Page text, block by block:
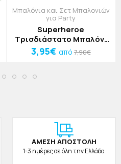
Μπαλόνια και Σετ Μπαλονιών
για Party
Superheroe
Τρισδιάστατο Μπαλόνι
Άιρον Μαν
3,95€ από 7,90€
ΑΜΕΣΗ ΑΠΟΣΤΟΛΗ
1-3 ημέρες σε όλη την Ελλάδα